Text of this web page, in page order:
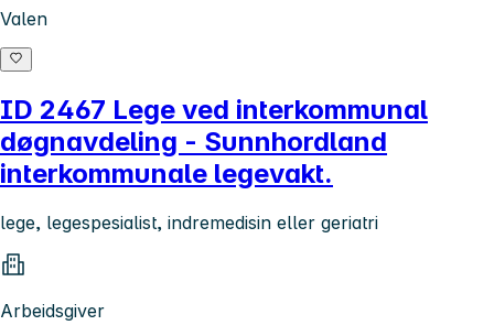
Valen
ID 2467 Lege ved interkommunal
døgnavdeling - Sunnhordland
interkommunale legevakt.
lege, legespesialist, indremedisin eller geriatri
Arbeidsgiver